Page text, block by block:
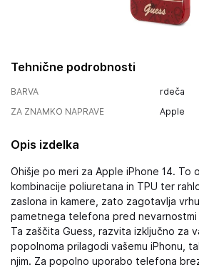
Tehnične podrobnosti
BARVA
rdeča
ZA ZNAMKO NAPRAVE
Apple
Opis izdelka
Ohišje po meri za Apple iPhone 14. To
kombinacije poliuretana in TPU ter
zaslona in kamere, zato zagotavlja
pametnega telefona pred nevarnostmi
Ta zaščita Guess, razvita izključno za
popolnoma prilagodi vašemu iPhonu,
njim. Za popolno uporabo telefona